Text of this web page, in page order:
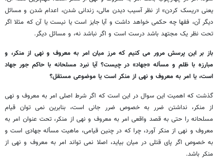
یعنی «ریسک کردن» از نظر آسیب دیدن مالی، زندانی شدن، اعدام شدن و مسائل
دیگر آن، فقها چه حکمی خواهد داشت و آیا جایز است یا نیست یا آن که مثلا اگر
تحت نظر یک مجتهد باشد درست است و اگر نباشد نه، و مسائل دیگر.
باز بر این پرسش مرور می کنیم که مرز میان امر به معروف و نهی از منکر، و
مبارزه با ظلم و مسأله «جهاد» در چیست؟ آیا نبرد مسلحانه با حاکم جور جهاد
است، یا امر به معروف و نهی از منکر است یا موضوعی مستقل؟
گذشت که اهمیت این سوال در این است که اگر شرط اصلی امر به معروف و نهی
از منکر، نداشتن ضرر به خصوص ضرر جانی است، بنابرین نمی توان قیام
مسلحانه را حتی به قصد واقعی امر به معروف و نهی از منکر، تحت عنوان امر به
معروف و نهی از منکر آورد، چرا که در چنین قیامی، ماهیت مسأله جهادی است و
به خصوص اگر پای قتلی در میان بیاید، اصلا نمی تواند امر به معروف و نهی از
منکر باشد.